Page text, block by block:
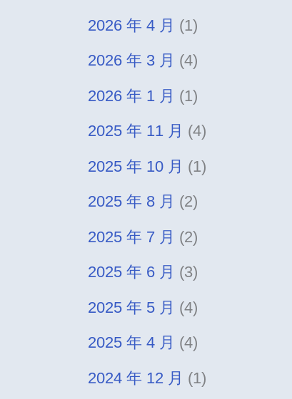
2026 年 4 月 (1)
2026 年 3 月 (4)
2026 年 1 月 (1)
2025 年 11 月 (4)
2025 年 10 月 (1)
2025 年 8 月 (2)
2025 年 7 月 (2)
2025 年 6 月 (3)
2025 年 5 月 (4)
2025 年 4 月 (4)
2024 年 12 月 (1)